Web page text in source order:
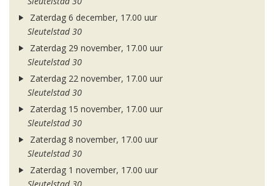
Zaterdag 6 december, 17.00 uur
Sleutelstad 30
Zaterdag 29 november, 17.00 uur
Sleutelstad 30
Zaterdag 22 november, 17.00 uur
Sleutelstad 30
Zaterdag 15 november, 17.00 uur
Sleutelstad 30
Zaterdag 8 november, 17.00 uur
Sleutelstad 30
Zaterdag 1 november, 17.00 uur